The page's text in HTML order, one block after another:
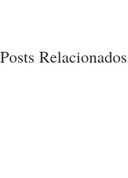
Posts Relacionados